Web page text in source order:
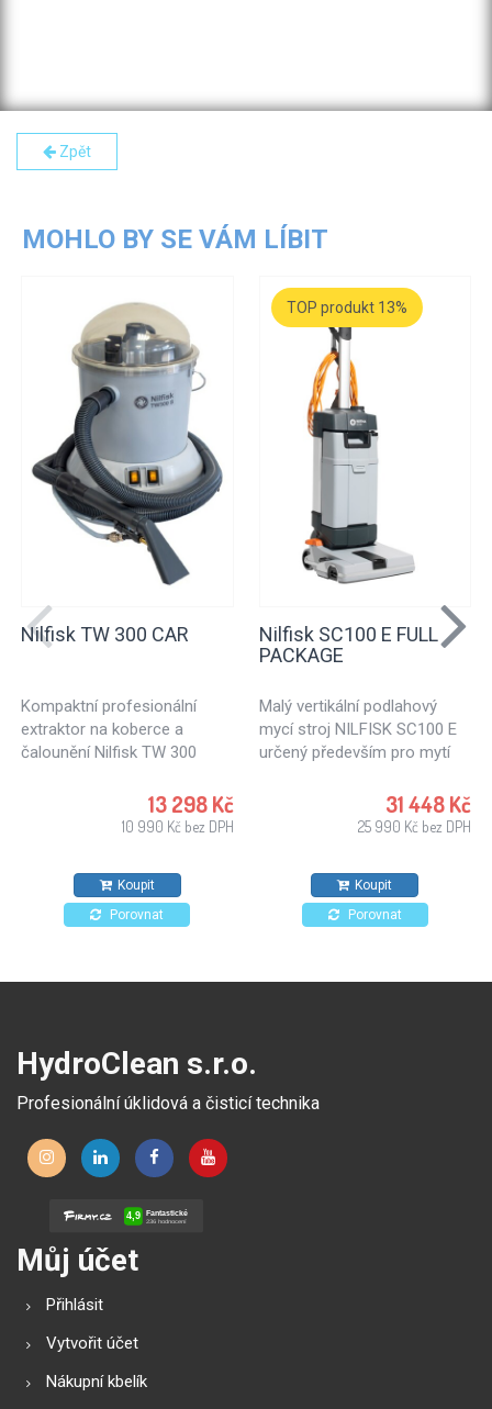
Zpět
MOHLO BY SE VÁM LÍBIT
Nilfisk TW 300 CAR
Kompaktní profesionální
extraktor na koberce a
čalounění Nilfisk TW 300
13 298 Kč
10 990 Kč bez DPH
Koupit
Porovnat
TOP produkt 13%
Nilfisk SC100 E FULL
PACKAGE
Malý vertikální podlahový
mycí stroj NILFISK SC100 E
určený především pro mytí
zajímavou možností pro
malé obchody, školy,
malých ploch.
31 448 Kč
25 990 Kč bez DPH
Koupit
Porovnat
HydroClean s.r.o.
Profesionální úklidová a čisticí technika
Můj účet
Přihlásit
Vytvořit účet
Nákupní kbelík